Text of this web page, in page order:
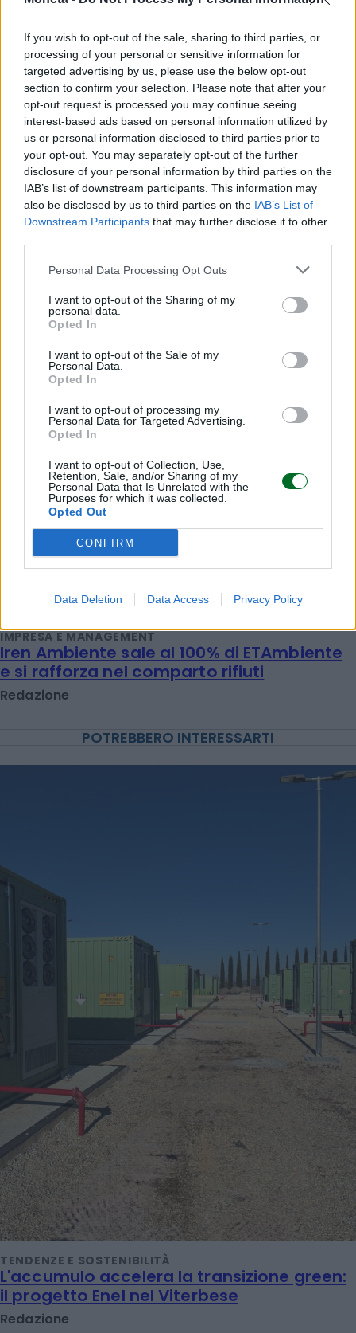
If you wish to opt-out of the sale, sharing to third parties, or
processing of your personal or sensitive information for
targeted advertising by us, please use the below opt-out
section to confirm your selection. Please note that after your
opt-out request is processed you may continue seeing
interest-based ads based on personal information utilized by
us or personal information disclosed to third parties prior to
your opt-out. You may separately opt-out of the further
disclosure of your personal information by third parties on the
IAB’s list of downstream participants. This information may
also be disclosed by us to third parties on the IAB’s List of
Downstream Participants that may further disclose it to other
Personal Data Processing Opt Outs
I want to opt-out of the Sharing of my
personal data.
Opted In
I want to opt-out of the Sale of my
Personal Data.
Opted In
I want to opt-out of processing my
Personal Data for Targeted Advertising.
Opted In
I want to opt-out of Collection, Use,
Retention, Sale, and/or Sharing of my
Personal Data that Is Unrelated with the
Purposes for which it was collected.
Opted Out
CONFIRM
Data Deletion Data Access Privacy Policy
LEGGI ANCHE
21 Invest raggiunge un accordo di
cessione e reinvestimento in Energreen
IMPRESA E MANAGEMENT
"Col caldo record cambia anche lo
shopping: strategie per le aziende che non
vogliono veder colare a picco le vendite"
IMPRESA E MANAGEMENT
Iren Ambiente sale al 100% di ETAmbiente
e si rafforza nel comparto rifiuti
Redazione
POTREBBERO INTERESSARTI
TENDENZE E SOSTENIBILITÀ
L'accumulo accelera la transizione green:
il progetto Enel nel Viterbese
Redazione